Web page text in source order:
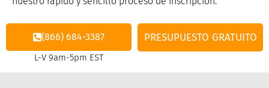
(866) 684-3387
L-V 9am-5pm EST
PRESUPUESTO GRATUITO